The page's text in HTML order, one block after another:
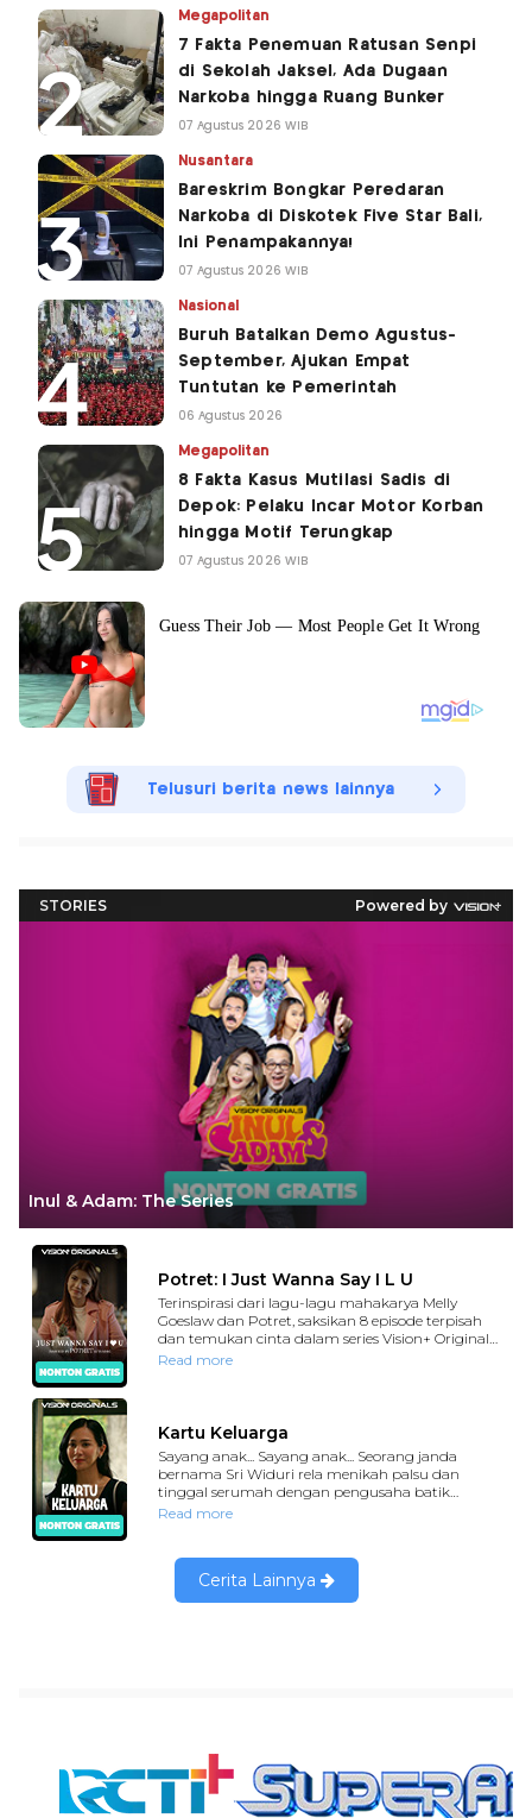
Megapolitan
7 Fakta Penemuan Ratusan Senpi
di Sekolah Jaksel, Ada Dugaan
Narkoba hingga Ruang Bunker
07 Agustus 2026 WIB
Nusantara
Bareskrim Bongkar Peredaran
Narkoba di Diskotek Five Star Bali,
Ini Penampakannya!
07 Agustus 2026 WIB
Nasional
Buruh Batalkan Demo Agustus-
September, Ajukan Empat
Tuntutan ke Pemerintah
06 Agustus 2026
Megapolitan
8 Fakta Kasus Mutilasi Sadis di
Depok: Pelaku Incar Motor Korban
hingga Motif Terungkap
07 Agustus 2026 WIB
Telusuri berita news lainnya